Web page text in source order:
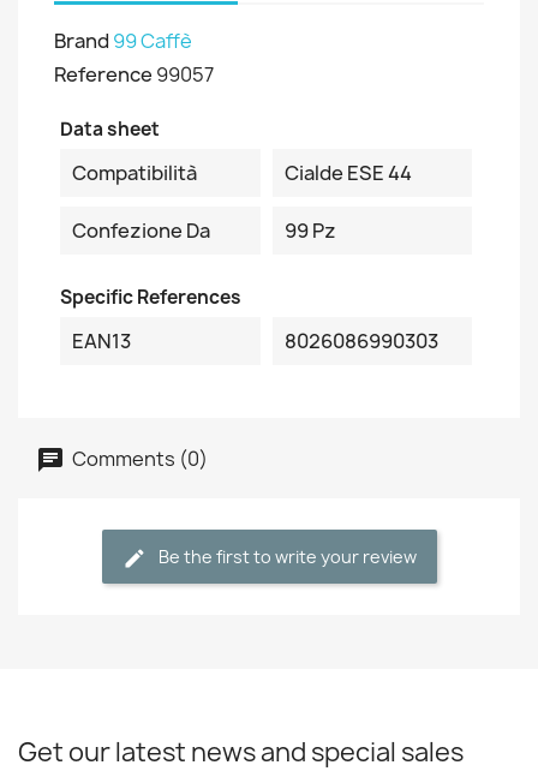
Brand 99 Caffè
Reference 99057
Data sheet
Compatibilità Cialde ESE 44
Confezione Da 99 Pz
Specific References
EAN13 8026086990303
Comments (0)
Be the first to write your review
Get our latest news and special sales